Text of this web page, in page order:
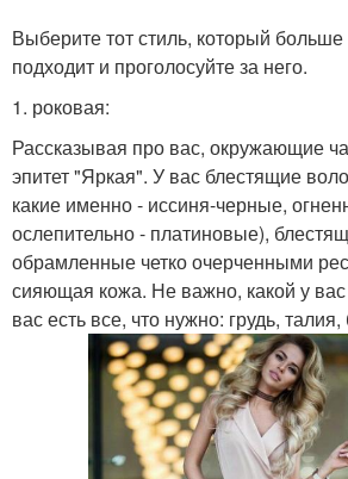
Выберите тот стиль, который больше
подходит и проголосуйте за него.
1. роковая:
Рассказывая про вас, окружающие
эпитет "Яркая". У вас блестящие
какие именно - иссиня-черные,
ослепительно - платиновые),
обрамленные четко очерченными
сияющая кожа. Не важно, какой у
вас есть все, что нужно: грудь,